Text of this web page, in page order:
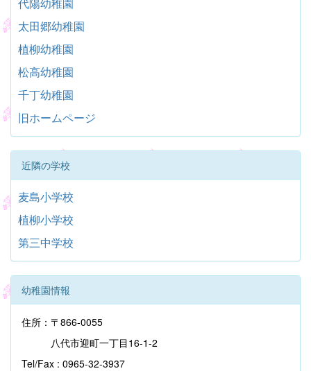
太田郷幼稚園
植柳幼稚園
松高幼稚園
千丁幼稚園
旧ホームページ
近隣の学校
麦島小学校
植柳小学校
第三中学校
幼稚園情報
住所：〒866-0055
八代市迎町一丁目16-1-2
Tel/Fax : 0965-32-3937